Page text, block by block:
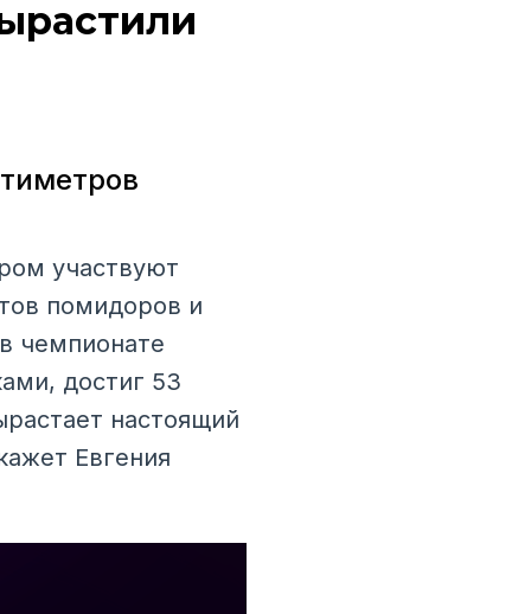
участвуют
помидоров и
чемпионате
достиг 53
настоящий
Евгения